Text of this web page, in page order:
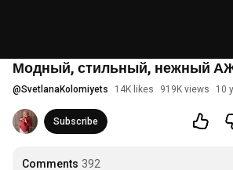
Модный, стильный, нежный
@SvetlanaKolomiyets 14K likes 919K views 10
Subscribe
Comments 392